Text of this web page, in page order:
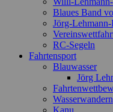
Blaues Band
Jörg-Lehmann-
RC-Segeln
Fahrtensport
Blauwasser
Jörg
Wasserwandern
Kanu